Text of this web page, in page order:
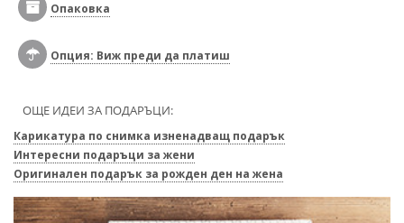
Опаковка
Опция: Виж преди да платиш
ОЩЕ ИДЕИ ЗА ПОДАРЪЦИ:
Карикатура по снимка изненадващ подарък
Интересни подаръци за жени
Оригинален подарък за рожден ден на жена